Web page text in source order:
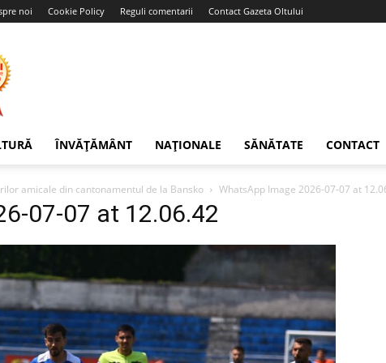
noi Cookie Policy Reguli comentarii Contact Gazeta Oltului
ÎNVĂȚĂMÂNT NAȚIONALE SĂNĂTATE CONTACT
amicale din cantonamentul de la Bansko WhatsApp Image 2026-07-07 at
07-07 at 12.06.42